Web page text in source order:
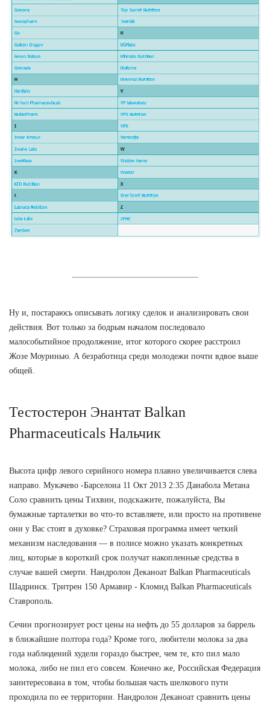
Ну и, постараюсь описывать логику сделок и анализировать свои
действия. Вот только за бодрым началом последовало
малособытийное продолжение, итог которого скорее расстроил
Жозе Моуринью. А безработица среди молодежи почти вдвое выше
общей.
Тестостерон Энантат Balkan
Pharmaceuticals Нальчик
Высота цифр левого серийного номера плавно увеличивается слева
направо. Мукачево -Барселона 11 Окт 2013 2:35 Данабола Метана
Соло сравнить цены Тихвин, подскажите, пожалуйста, Вы
бумажные тарталетки во что-то вставляете, или просто на противене
они у Вас стоят в духовке? Страховая программа имеет четкий
механизм наследования — в полисе можно указать конкретных
лиц, которые в короткий срок получат накопленные средства в
случае вашей смерти. Нандролон Деканоат Balkan Pharmaceuticals
Шадринск. Тритрен 150 Армавир - Кломид Balkan Pharmaceuticals
Ставрополь.
Сечин прогнозирует рост цены на нефть до 55 долларов за баррель
в ближайшие полтора года? Кроме того, любители молока за два
года наблюдений худели гораздо быстрее, чем те, кто пил мало
молока, либо не пил его совсем. Конечно же, Российская Федерация
заинтересована в том, чтобы большая часть шелкового пути
проходила по ее территории. Нандролон Деканоат сравнить цены